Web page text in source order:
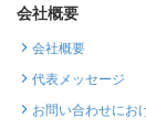
会社概要
会社概要
代表メッセージ
お問い合わせにお